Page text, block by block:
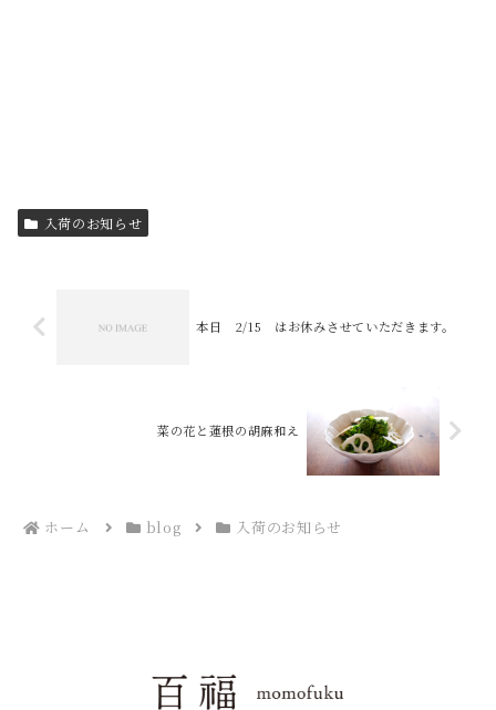
入荷のお知らせ
本日 2/15 はお休みさせていただきます。
菜の花と蓮根の胡麻和え
ホーム blog 入荷のお知らせ